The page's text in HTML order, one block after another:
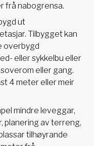
frå nabogrensa.
ut
Tilbygget kan
overbygd
eller sykkelbu eller
eller gang.
4 meter eller meir
mindre leveggar,
planering av terreng,
tilhøyrande